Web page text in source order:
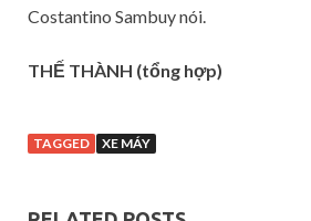
Costantino Sambuy nói.
THẾ THÀNH (tổng hợp)
TAGGED XE MÁY